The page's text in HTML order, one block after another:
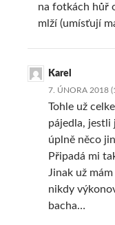
na fotkách hůř
mlží (umísťují
Karel
7. ÚNORA 2018
Tohle už
pájedla, jestli
úplně něco
Připadá mi
Jinak už
nikdy
bacha…